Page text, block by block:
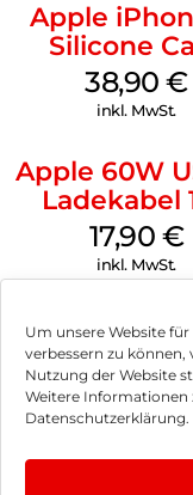
Um unsere Website
verbessern zu
Nutzung der Website
Weitere Informationen
Datenschutzerklärung.
Apple
Silicone
MagSafe
38,90€
inkl. MwSt.
Apple 60W
Ladekabel
Weiß
17,90 €
inkl. MwSt.
Impressum